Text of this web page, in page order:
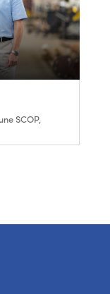
SCOP,